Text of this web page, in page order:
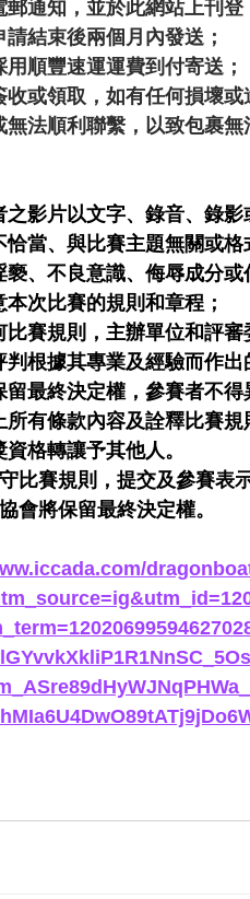
通知，並於此網站上刊登
結束後兩個月內發送；
用順豐速運運費到付寄送；
或領取，如有任何損壞或
法順利聯繫，以致包裹無
影片以文字、錄音、錄影
當、與比賽主題無關或格
、不良意識、侮辱成分或
次比賽的規則和章程；
賽規則，主辦單位和評審
根據其專業及經驗而作出
最終決定權，參賽者不得
有條款內容及詮釋比賽規
格轉讓予其他人。
比賽規則，提交及參賽表
會將保留最終決定權。